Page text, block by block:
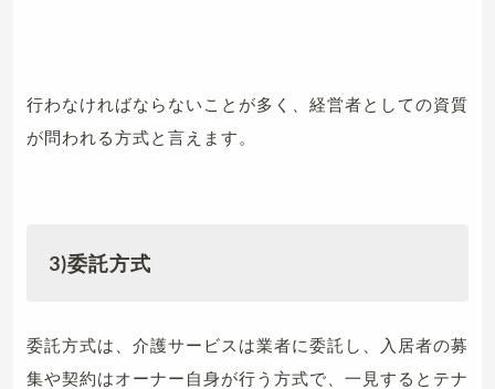
行わなければならないことが多く、経営者としての資質
が問われる方式と言えます。
3)委託方式
委託方式は、介護サービスは業者に委託し、入居者の募
集や契約はオーナー自身が行う方式で、一見するとテナ